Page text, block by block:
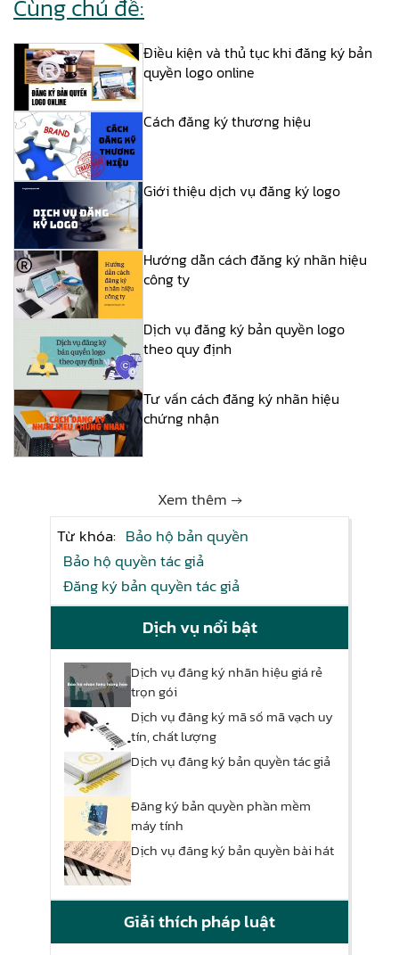
Cùng chủ đề:
Điều kiện và thủ tục khi đăng ký bản
quyền logo online
Cách đăng ký thương hiệu
Giới thiệu dịch vụ đăng ký logo
Hướng dẫn cách đăng ký nhãn hiệu
công ty
Dịch vụ đăng ký bản quyền logo
theo quy định
Tư vấn cách đăng ký nhãn hiệu
chứng nhận
Xem thêm →
Từ khóa: Bảo hộ bản quyền
Bảo hộ quyền tác giả
Đăng ký bản quyền tác giả
Dịch vụ nổi bật
Dịch vụ đăng ký nhãn hiệu giá rẻ
trọn gói
Dịch vụ đăng ký mã số mã vạch uy
tín, chất lượng
Dịch vụ đăng ký bản quyền tác giả
Đăng ký bản quyền phần mềm
máy tính
Dịch vụ đăng ký bản quyền bài hát
Giải thích pháp luật